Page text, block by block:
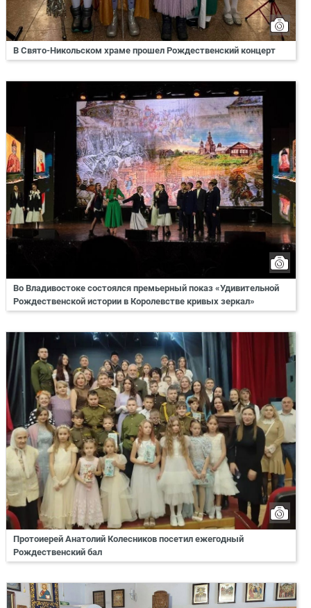
В Свято-Никольском храме прошел Рождественский концерт
Во Владивостоке состоялся премьерный показ «Удивительной
Рождественской истории в Королевстве кривых зеркал»
Протоиерей Анатолий Колесников посетил ежегодный
Рождественский бал